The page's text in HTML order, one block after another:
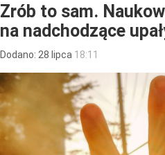
Zrób to sam.
na nadchodzące
Dodano: 28 lipca 18:11